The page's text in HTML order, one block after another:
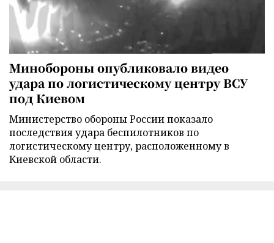
Минобороны опубликовало видео
удара по логистическому центру ВСУ
под Киевом
Министерство обороны России показало
последствия удара беспилотников по
логистическому центру, расположенному в
Киевской области.